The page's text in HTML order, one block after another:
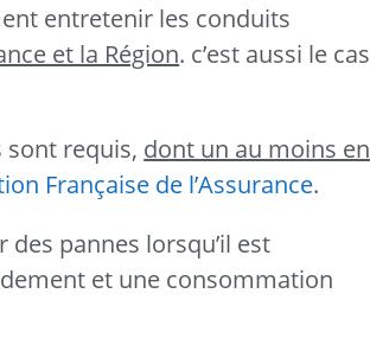
entretenir les conduits
et la Région. c’est aussi le cas
sont requis, dont un au moins en
Française de l’Assurance.
des pannes lorsqu’il est
et une consommation